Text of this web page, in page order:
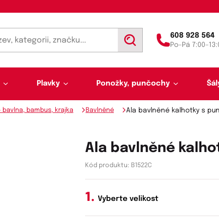
V
y
l
d
t
608 928 564
Po–Pá
Noční košilky a pyžama
Plavky
Plavky pro plnoštíhlé
Ponožky, punčochy
a punčocháče Letní šátky, tuniky,
bavlna, bambus, krajka Bavlněné Ala bavlněné kalhotky s
Ala bavlněné
Kód produktu: B1522C
Vyberte velikost